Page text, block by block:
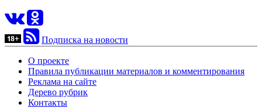
Подписка на новости
О проекте
Правила публикации материалов и комментирования
Реклама на сайте
Дерево рубрик
Контакты